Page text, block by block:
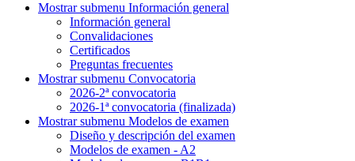
Mostrar submenu Información general
Información general
Convalidaciones
Certificados
Preguntas frecuentes
Mostrar submenu Convocatoria
2026-2ª convocatoria
2026-1ª convocatoria (finalizada)
Mostrar submenu Modelos de examen
Diseño y descripción del examen
Modelos de examen - A2